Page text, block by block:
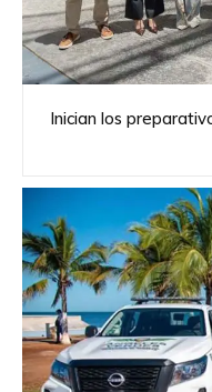
Inician los